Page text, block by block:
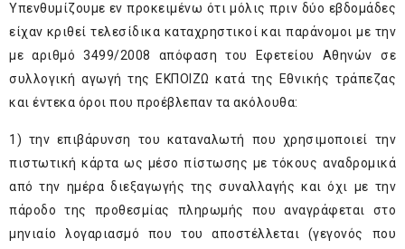
Υπενθυμίζουμε εν προκειμένω ότι μόλις πριν δύο εβδομάδες
είχαν κριθεί τελεσίδικα καταχρηστικοί και παράνομοι με την
με αριθμό 3499/2008 απόφαση του Εφετείου Αθηνών σε
συλλογική αγωγή της ΕΚΠΟΙΖΩ κατά της Εθνικής τράπεζας
και έντεκα όροι που προέβλεπαν τα ακόλουθα:
1) την επιβάρυνση του καταναλωτή που χρησιμοποιεί την
πιστωτική κάρτα ως μέσο πίστωσης με τόκους αναδρομικά
από την ημέρα διεξαγωγής της συναλλαγής και όχι με την
πάροδο της προθεσμίας πληρωμής που αναγράφεται στο
μηνιαίο λογαριασμό που του αποστέλλεται (γεγονός που